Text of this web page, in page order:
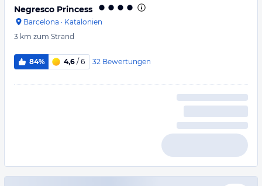
Negresco Princess
Barcelona · Katalonien
3 km zum Strand
84% 4,6 / 6 32 Bewertungen